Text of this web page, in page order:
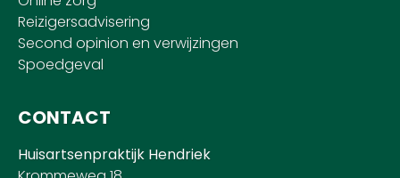
Reizigersadvisering
Second opinion en verwijzingen
Spoedgeval
CONTACT
Huisartsenpraktijk Hendriek